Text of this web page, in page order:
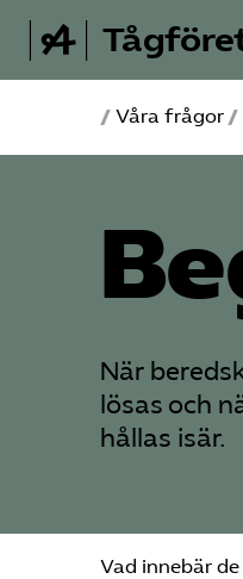
/ Våra frågor /
När
lösas och
hållas isär.
Vad innebär